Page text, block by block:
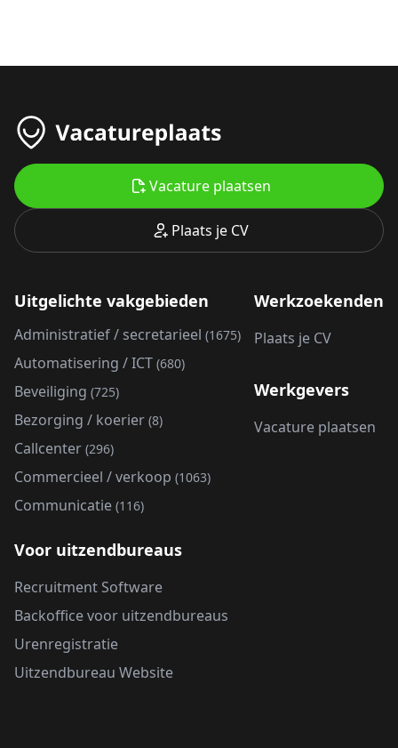
Plaats je CV
Vacature plaatsen
Uitgelichte vakgebieden
Administratief / secretarieel (1675)
Automatisering / ICT (680)
Beveiliging (725)
Bezorging / koerier (8)
Callcenter (296)
Commercieel / verkoop (1063)
Communicatie (116)
Werkzoekenden
Plaats je CV
Werkgevers
Vacature plaatsen
Voor uitzendbureaus
Recruitment Software
Backoffice voor uitzendbureaus
Urenregistratie
Uitzendbureau Website